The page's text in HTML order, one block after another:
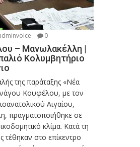
0
– Μανωλακέλλη |
Κολυμβητήριο
της παράταξης «Νέα
Κουφέλου, με τον
Αιγαίου,
πραγματοποιήθηκε σε
κλίμα. Κατά τη
τέθηκαν στο επίκεντρο